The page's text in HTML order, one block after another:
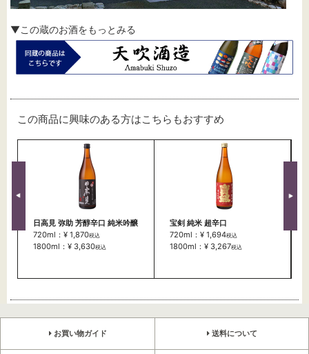
▼この蔵のお酒をもっとみる
この商品に興味のある方はこちらもおすすめ
日高見 弥助 芳醇辛口 純米吟醸
720ml：¥ 1,870税込
1800ml：¥ 3,630税込
宝剣 純米 超辛口
720ml：¥ 1,694税込
1800ml：¥ 3,267税込
お買い物ガイド 送料について